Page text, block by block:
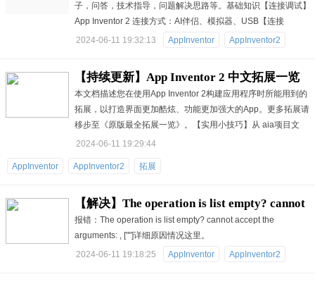
子，问答，技术指导，问题解决思路等。基础知识【连接调试】
App Inventor 2 连接方式：AI伴侣、模拟器、USB【连接
2024-06-11 19:32:13
AppInventor AppInventor2
【持续更新】App Inventor 2 中文拓展一览
本文档描述您在使用App Inventor 2构建应用程序时所能用到的
拓展，以打造界面更加酷炫、功能更加强大的App。更多拓展请
移步至《原版最全拓展一览》。【实用小技巧】从 aia项目文
2024-06-11 19:29:44
AppInventor AppInventor2 拓展
【解决】The operation is list empty? cannot
accept the arguments: , [""]
报错：The operation is list empty? cannot accept the
arguments: , [""]详细原因情况这里。
2024-06-11 19:18:25
AppInventor AppInventor2